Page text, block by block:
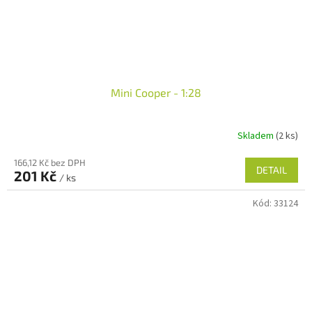
Mini Cooper - 1:28
Skladem (2 ks)
166,12 Kč bez DPH
201 Kč / ks
DETAIL
Kód: 33124